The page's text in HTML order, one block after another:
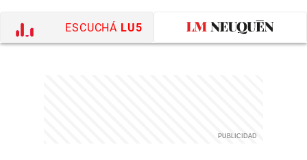
ESCUCHÁ LU5